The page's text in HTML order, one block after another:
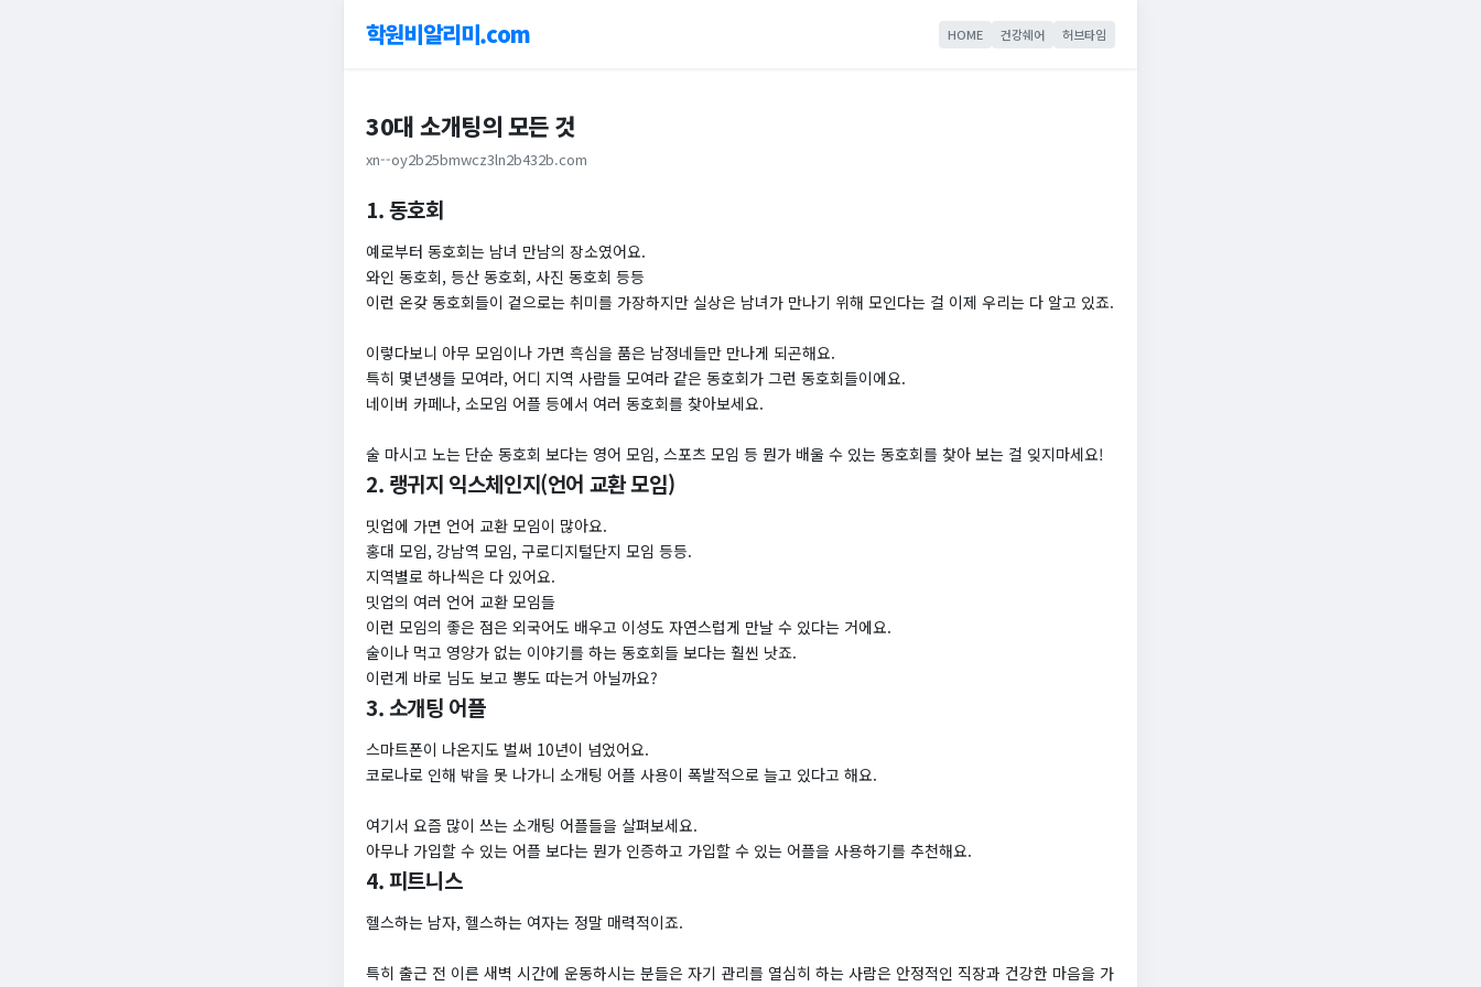
학원비알리미.com HOME 건강쉐어 허브타임
30대 소개팅의 모든 것
xn--oy2b25bmwcz3ln2b432b.com
1. 동호회
예로부터 동호회는 남녀 만남의 장소였어요.
와인 동호회, 등산 동호회, 사진 동호회 등등
이런 온갖 동호회들이 겉으로는 취미를 가장하지만 실상은 남녀가 만나기 위해 모인다는 걸 이제 우리는 다 알고 있죠.
이렇다보니 아무 모임이나 가면 흑심을 품은 남정네들만 만나게 되곤해요.
특히 몇년생들 모여라, 어디 지역 사람들 모여라 같은 동호회가 그런 동호회들이에요.
네이버 카페나, 소모임 어플 등에서 여러 동호회를 찾아보세요.
술 마시고 노는 단순 동호회 보다는 영어 모임, 스포츠 모임 등 뭔가 배울 수 있는 동호회를 찾아 보는 걸 잊지마세요!
2. 랭귀지 익스체인지(언어 교환 모임)
밋업에 가면 언어 교환 모임이 많아요.
홍대 모임, 강남역 모임, 구로디지털단지 모임 등등.
지역별로 하나씩은 다 있어요.
밋업의 여러 언어 교환 모임들
이런 모임의 좋은 점은 외국어도 배우고 이성도 자연스럽게 만날 수 있다는 거에요.
술이나 먹고 영양가 없는 이야기를 하는 동호회들 보다는 훨씬 낫죠.
이런게 바로 님도 보고 뽕도 따는거 아닐까요?
3. 소개팅 어플
스마트폰이 나온지도 벌써 10년이 넘었어요.
코로나로 인해 밖을 못 나가니 소개팅 어플 사용이 폭발적으로 늘고 있다고 해요.
여기서 요즘 많이 쓰는 소개팅 어플들을 살펴보세요.
아무나 가입할 수 있는 어플 보다는 뭔가 인증하고 가입할 수 있는 어플을 사용하기를 추천해요.
4. 피트니스
헬스하는 남자, 헬스하는 여자는 정말 매력적이죠.
특히 출근 전 이른 새벽 시간에 운동하시는 분들은 자기 관리를 열심히 하는 사람은 안정적인 직장과 건강한 마음을 가